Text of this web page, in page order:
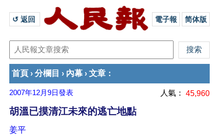
↺ 返回 電子報 简体版
首頁 › 分欄目 › 內幕 › 文章 ：
2007年12月9日發表 人氣： 45,960
胡溫已摸清江未來的逃亡地點
姜平